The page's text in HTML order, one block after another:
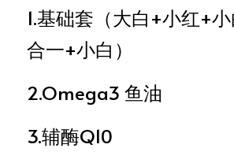
1.基础套（大白+小红+
合一+小白）
2.Omega3 鱼油
3.辅酶Q10